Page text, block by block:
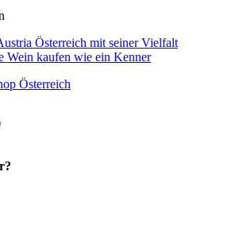
Österreich mit seiner Vielfalt
Wein kaufen wie ein Kenner